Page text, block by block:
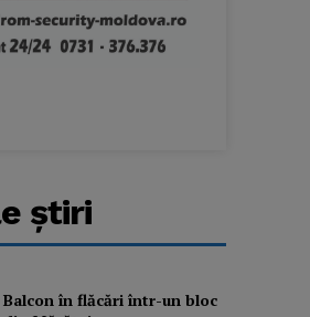
ştiri
Balcon în flăcări într-un bloc